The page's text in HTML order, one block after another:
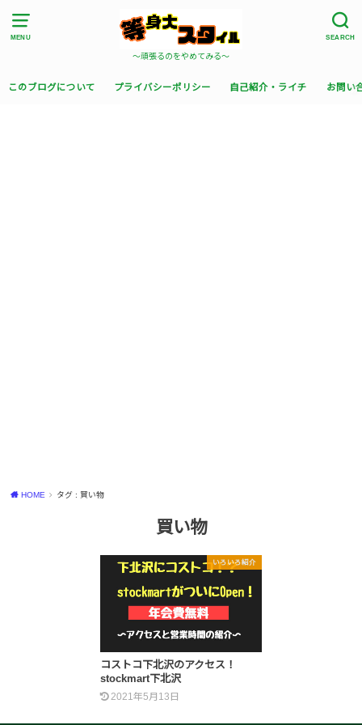
MENU SEARCH
〜頑張るのをやめてみる〜
このブログについて プライバシーポリシー 自己紹介・ライチ お問い
HOME タグ : 買い物
買い物
いろいろ紹介
コストコ下北沢のアクセス！
stockmart下北沢
2021年5月13日